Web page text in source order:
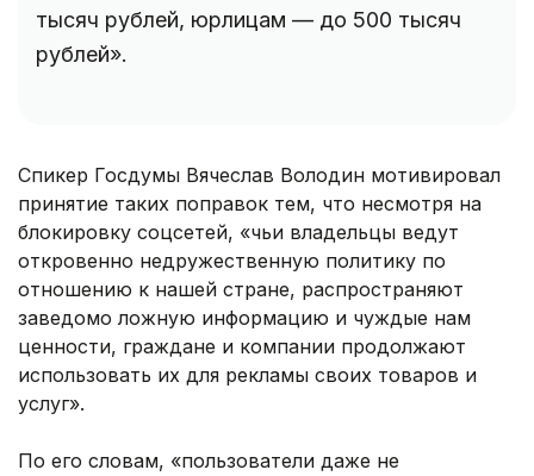
тысяч рублей, юрлицам — до 500 тысяч
рублей».
Спикер Госдумы Вячеслав Володин мотивировал
принятие таких поправок тем, что несмотря на
блокировку соцсетей, «чьи владельцы ведут
откровенно недружественную политику по
отношению к нашей стране, распространяют
заведомо ложную информацию и чуждые нам
ценности, граждане и компании продолжают
использовать их для рекламы своих товаров и
услуг».
По его словам, «пользователи даже не